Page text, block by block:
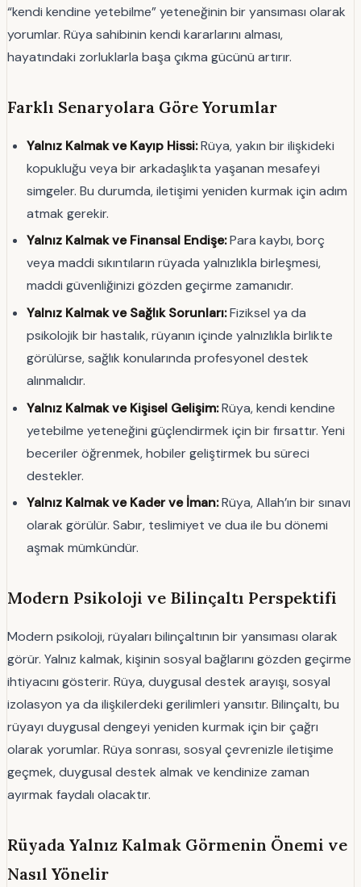
“kendi kendine yetebilme” yeteneğinin bir yansıması olarak
yorumlar. Rüya sahibinin kendi kararlarını alması,
hayatındaki zorluklarla başa çıkma gücünü artırır.
Farklı Senaryolara Göre Yorumlar
Yalnız Kalmak ve Kayıp Hissi:Rüya, yakın bir ilişkideki
kopukluğu veya bir arkadaşlıkta yaşanan mesafeyi
simgeler. Bu durumda, iletişimi yeniden kurmak için adım
atmak gerekir.
Yalnız Kalmak ve Finansal Endişe:Para kaybı, borç
veya maddi sıkıntıların rüyada yalnızlıkla birleşmesi,
maddi güvenliğinizi gözden geçirme zamanıdır.
Yalnız Kalmak ve Sağlık Sorunları:Fiziksel ya da
psikolojik bir hastalık, rüyanın içinde yalnızlıkla birlikte
görülürse, sağlık konularında profesyonel destek
alınmalıdır.
Yalnız Kalmak ve Kişisel Gelişim:Rüya, kendi kendine
yetebilme yeteneğini güçlendirmek için bir fırsattır. Yeni
beceriler öğrenmek, hobiler geliştirmek bu süreci
destekler.
Yalnız Kalmak ve Kader ve İman:Rüya, Allah’ın bir sınavı
olarak görülür. Sabır, teslimiyet ve dua ile bu dönemi
aşmak mümkündür.
Modern Psikoloji ve Bilinçaltı Perspektifi
Modern psikoloji, rüyaları bilinçaltının bir yansıması olarak
görür. Yalnız kalmak, kişinin sosyal bağlarını gözden geçirme
ihtiyacını gösterir. Rüya, duygusal destek arayışı, sosyal
izolasyon ya da ilişkilerdeki gerilimleri yansıtır. Bilinçaltı, bu
rüyayı duygusal dengeyi yeniden kurmak için bir çağrı
olarak yorumlar. Rüya sonrası, sosyal çevrenizle iletişime
geçmek, duygusal destek almak ve kendinize zaman
ayırmak faydalı olacaktır.
Rüyada Yalnız Kalmak Görmenin Önemi ve
Nasıl Yönelir